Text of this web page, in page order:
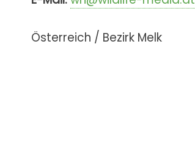
Österreich / Bezirk Melk